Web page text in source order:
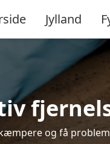
Jylland
og få